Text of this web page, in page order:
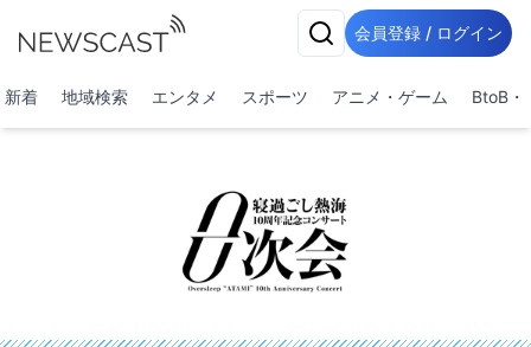
会員登録 / ログイン
新着 地域検索 エンタメ スポーツ アニメ・ゲーム BtoB・